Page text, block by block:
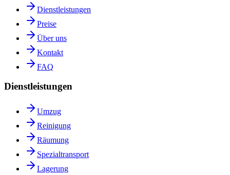
Dienstleistungen
Preise
Über uns
Kontakt
FAQ
Dienstleistungen
Umzug
Reinigung
Räumung
Spezialtransport
Lagerung